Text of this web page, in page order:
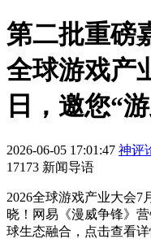
第二批重磅
全球游戏产
日，邀您“
2026-06-05 17:01:47 神评
17173 新闻导语
2026全球游戏产业大会7
晓！网易《漫威争锋》
球生态融合，点击查看详